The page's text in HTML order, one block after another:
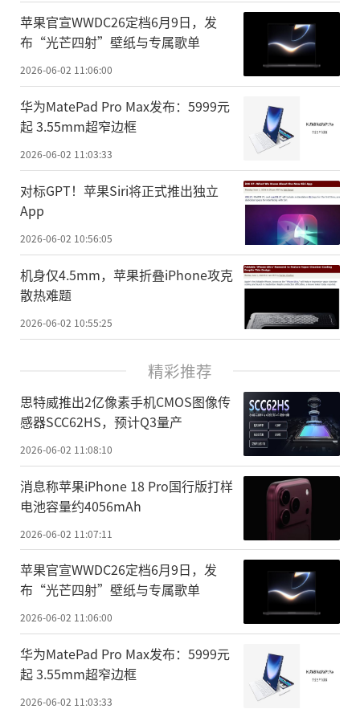
苹果官宣WWDC26定档6月9日，发
布“光芒四射”壁纸与专属歌单
2026-06-02 11:06:00
华为MatePad Pro Max发布：5999元
起 3.55mm超窄边框
2026-06-02 11:03:33
对标GPT！苹果Siri将正式推出独立
App
2026-06-02 10:56:05
机身仅4.5mm，苹果折叠iPhone攻克
散热难题
2026-06-02 10:55:25
精彩推荐
思特威推出2亿像素手机CMOS图像传
感器SCC62HS，预计Q3量产
2026-06-02 11:08:10
消息称苹果iPhone 18 Pro国行版打样
电池容量约4056mAh
2026-06-02 11:07:11
苹果官宣WWDC26定档6月9日，发
布“光芒四射”壁纸与专属歌单
2026-06-02 11:06:00
华为MatePad Pro Max发布：5999元
起 3.55mm超窄边框
2026-06-02 11:03:33